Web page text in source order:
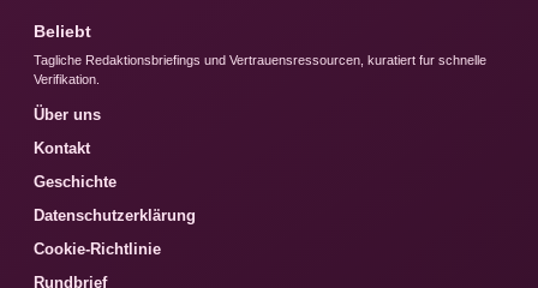
Beliebt
Tagliche Redaktionsbriefings und Vertrauensressourcen, kuratiert fur schnelle
Verifikation.
Über uns
Kontakt
Geschichte
Datenschutzerklärung
Cookie-Richtlinie
Rundbrief